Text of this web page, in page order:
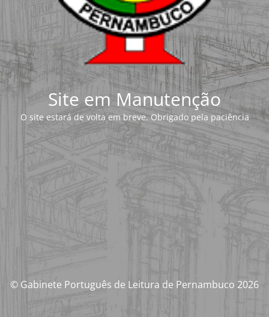
Site em Manutenção
O site estará de volta em breve. Obrigado pela paciência
© Gabinete Português de Leitura de Pernambuco 2026